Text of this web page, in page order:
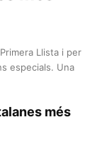
Llista i per
especials. Una
més